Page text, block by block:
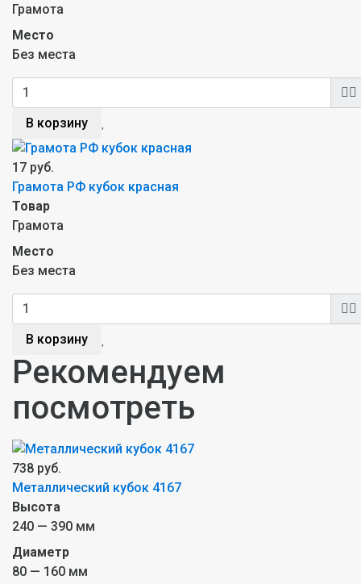
Грамота
Место
Без места
В корзину
17 руб.
Грамота РФ кубок красная
Товар
Грамота
Место
Без места
В корзину
Рекомендуем
посмотреть
738 руб.
Металлический кубок 4167
Высота
240 — 390 мм
Диаметр
80 — 160 мм